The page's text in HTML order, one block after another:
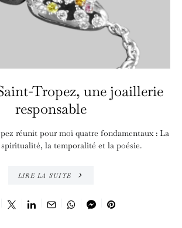
Tropez, une joaillerie
responsable
réunit pour moi quatre fondamentaux : La
la temporalité et la poésie.
LIRE LA SUITE